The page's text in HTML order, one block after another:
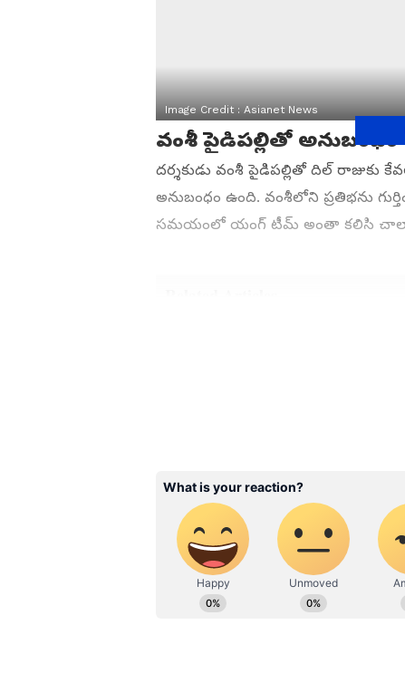
Image Credit : Asianet News
వంశీ పైడిపల్లితో అనుబంధం
దర్శకుడు వంశీ పైడిపల్లితో దిల్ రాజుకు
అనుబంధం ఉంది. వంశీలోని ప్రతిభను
సమయంలో యంగ్ టీమ్ అంతా కలిసి చాలా
3